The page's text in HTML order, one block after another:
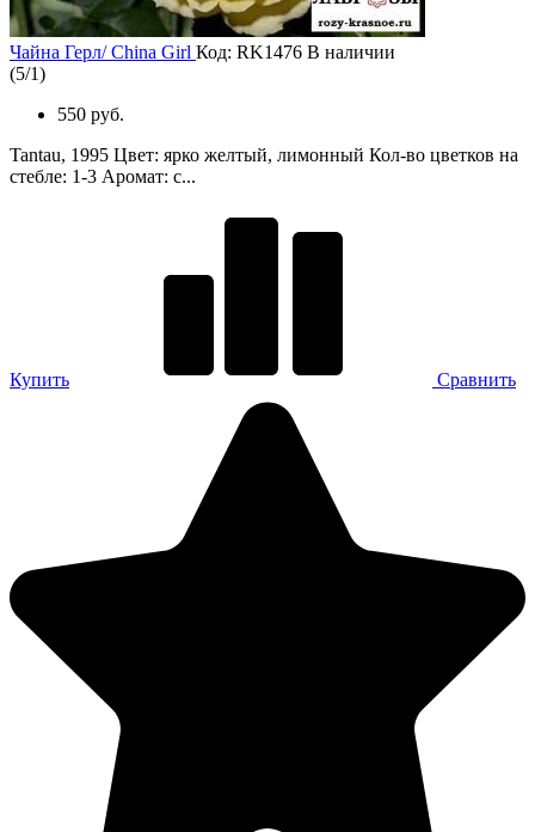
Чайна Герл/ China Girl Код: RK1476 В наличии
(5/1)
550 руб.
Tantau, 1995 Цвет: ярко желтый, лимонный Кол-во цветков на
стебле: 1-3 Аромат: с...
Купить Сравнить